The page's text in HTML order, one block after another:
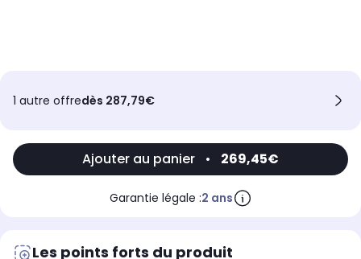
1 autre offredès 287,79€
Ajouter au panier • 269,45€
Garantie légale :2 ans
Les points forts du produit